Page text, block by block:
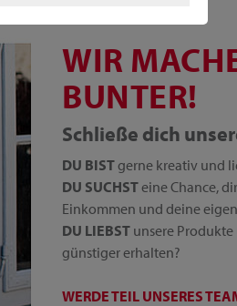
WIR
BUNTER!
Schließe dich
DU BISTgerne kreativ und
DU SUCHSTeine Chance,
Einkommen und deine
DU LIEBST unsere
günstiger erhalten?
WERDE TEIL UNSERES